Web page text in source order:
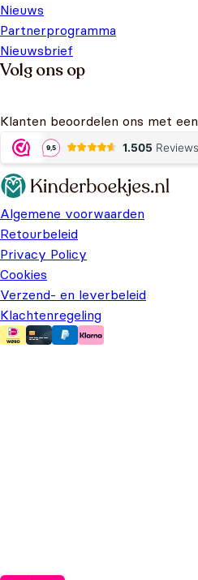
Nieuws
Partnerprogramma
Nieuwsbrief
Volg ons op
Klanten beoordelen ons met een
Algemene voorwaarden
Retourbeleid
Privacy Policy
Cookies
Verzend- en leverbeleid
Klachtenregeling